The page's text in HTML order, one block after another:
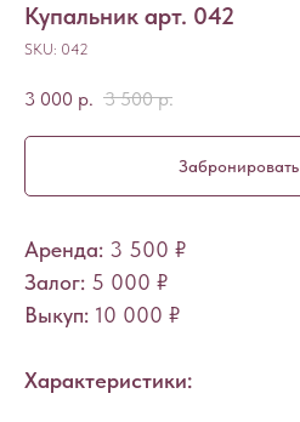
Купальник арт. 042
SKU: 042
3 000 р. 3 500 р.
Забронировать
Аренда: 3 500 ₽
Залог: 5 000 ₽
Выкуп: 10 000 ₽
Характеристики: